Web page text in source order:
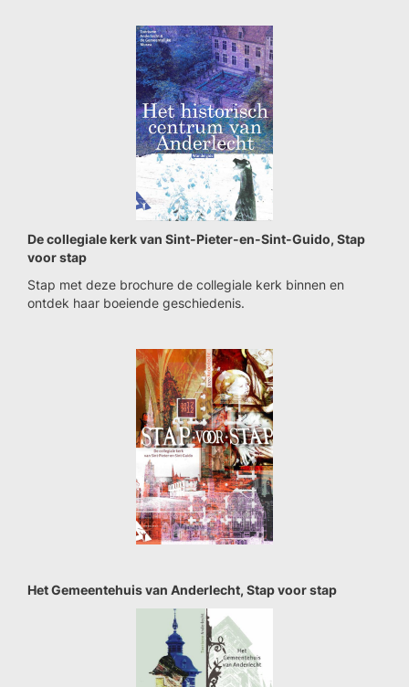
De collegiale kerk van Sint-Pieter-en-Sint-Guido, Stap
voor stap
Stap met deze brochure de collegiale kerk binnen en
ontdek haar boeiende geschiedenis.
Het Gemeentehuis van Anderlecht, Stap voor stap